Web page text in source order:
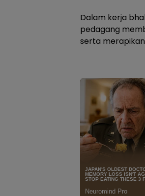
Dalam kerja
pedagang
serta merapikan